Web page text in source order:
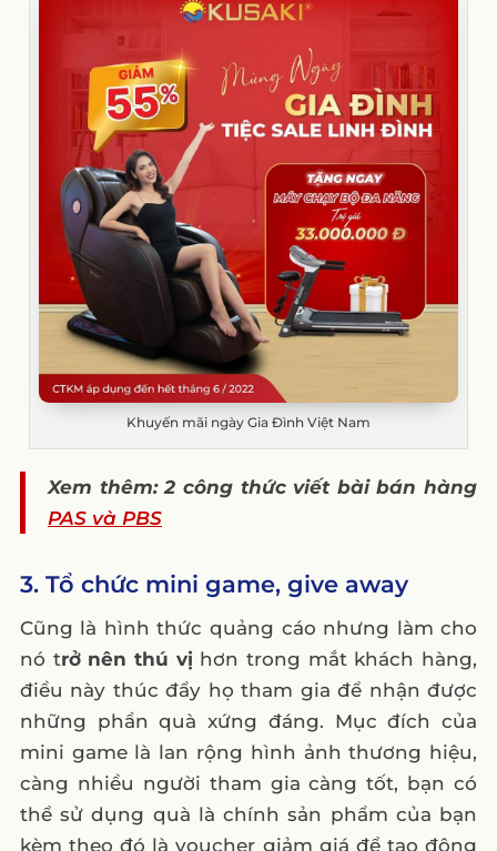
Khuyến mãi ngày Gia Đình Việt Nam
Xem thêm: 2 công thức viết bài bán hàng
PAS và PBS
3. Tổ chức mini game, give away
Cũng là hình thức quảng cáo nhưng làm cho
nó trở nên thú vị hơn trong mắt khách hàng,
điều này thúc đẩy họ tham gia để nhận được
những phần quà xứng đáng. Mục đích của
mini game là lan rộng hình ảnh thương hiệu,
càng nhiều người tham gia càng tốt, bạn có
thể sử dụng quà là chính sản phẩm của bạn
kèm theo đó là voucher giảm giá để tạo động